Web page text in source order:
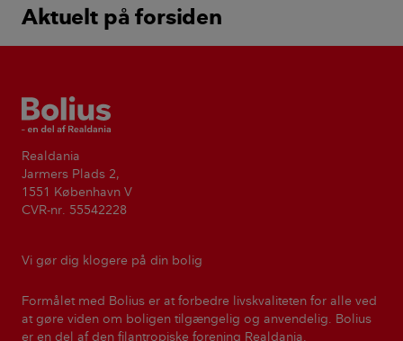
Aktuelt på forsiden
Bolius
Realdania
Jarmers Plads 2,
1551 København V
CVR-nr. 55542228
Vi gør dig klogere på din bolig
Formålet med Bolius er at forbedre livskvaliteten for alle ved
at gøre viden om boligen tilgængelig og anvendelig. Bolius
er en del af den filantropiske forening Realdania.